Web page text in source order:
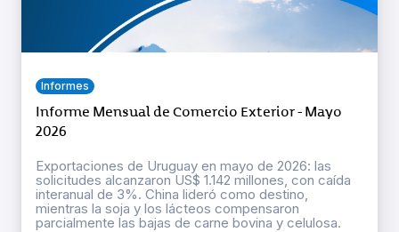
Informes
Informe Mensual de Comercio Exterior - Mayo
2026
Exportaciones de Uruguay en mayo de 2026: las
solicitudes alcanzaron US$ 1.142 millones, con caída
interanual de 3%. China lideró como destino,
mientras la soja y los lácteos compensaron
parcialmente las bajas de carne bovina y celulosa.